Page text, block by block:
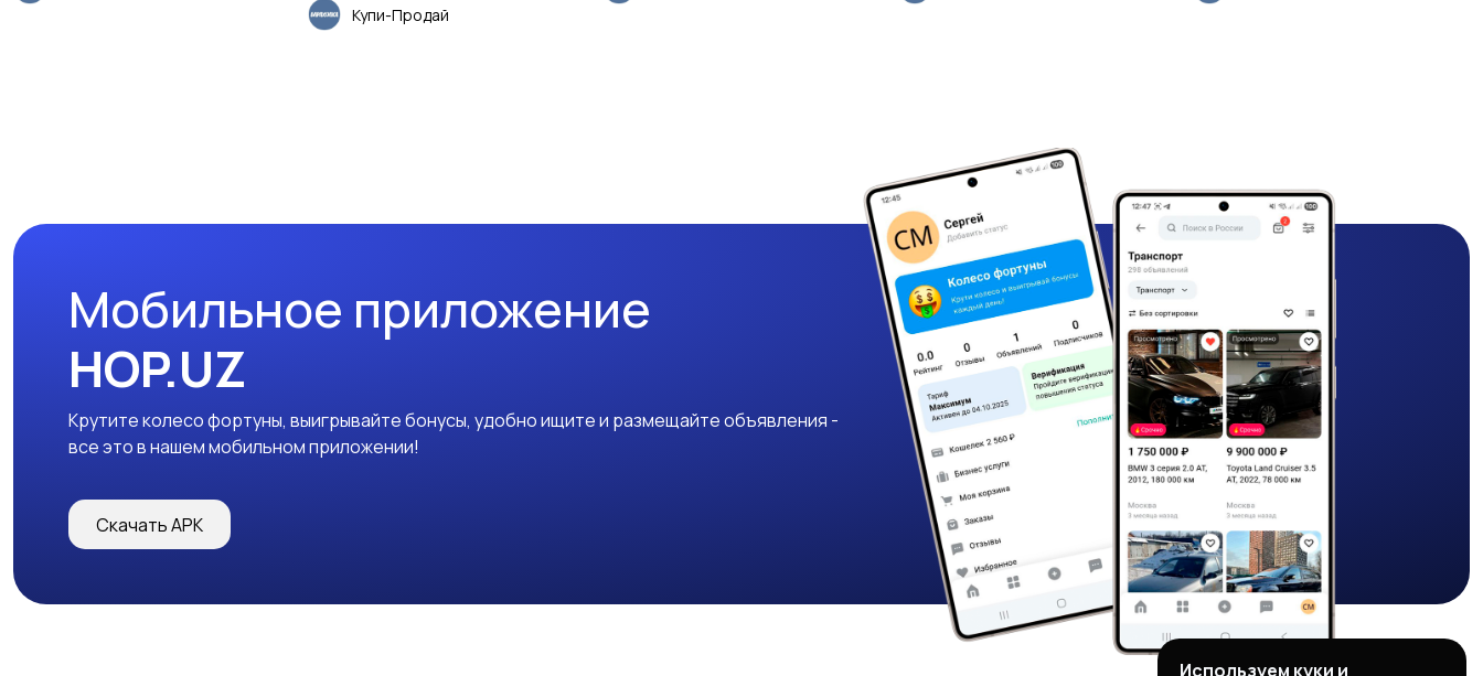
Купи-Продай
Мобильное приложение
HOP.UZ
Крутите колесо фортуны, выигрывайте бонусы, удобно ищите и размещайте объявления -
все это в нашем мобильном приложении!
Скачать APK
Используем куки и